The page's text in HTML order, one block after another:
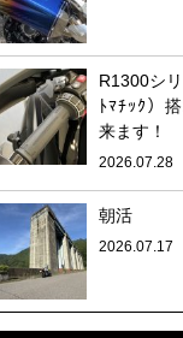
R1300シ
ﾄﾏﾁｯｸ）
来ます！
2026.07.28
朝活
2026.07.17